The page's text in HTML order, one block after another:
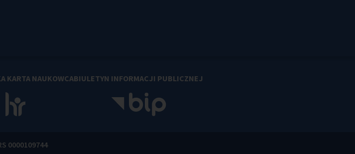
KARTA NAUKOWCABIULETYN INFORMACJI PUBLICZNEJ
0000109744